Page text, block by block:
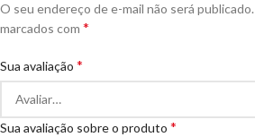
O seu endereço de e-mail não será publicado.
marcados com *
Sua avaliação *
Sua avaliação sobre o produto *